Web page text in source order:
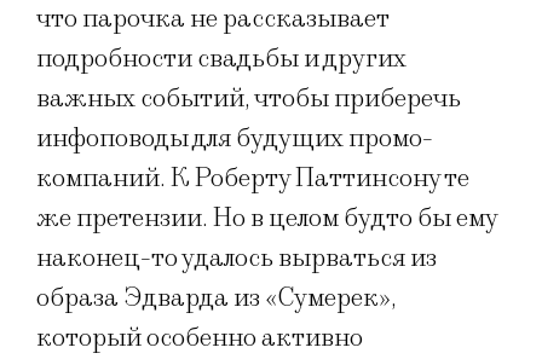
что парочка не рассказывает
подробности свадьбы и других
важных событий, чтобы приберечь
инфоповоды для будущих промо-
компаний. К Роберту Паттинсону те
же претензии. Но в целом будто бы ему
наконец-то удалось вырваться из
образа Эдварда из «Сумерек»,
который особенно активно